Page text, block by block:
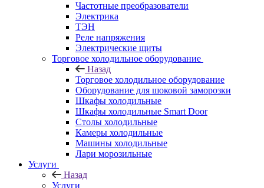
Частотные преобразователи
Электрика
ТЭН
Реле напряжения
Электрические щиты
Торговое холодильное оборудование
Назад
Торговое холодильное оборудование
Оборудование для шоковой заморозки
Шкафы холодильные
Шкафы холодильные Smart Door
Столы холодильные
Камеры холодильные
Машины холодильные
Лари морозильные
Услуги
Назад
Услуги